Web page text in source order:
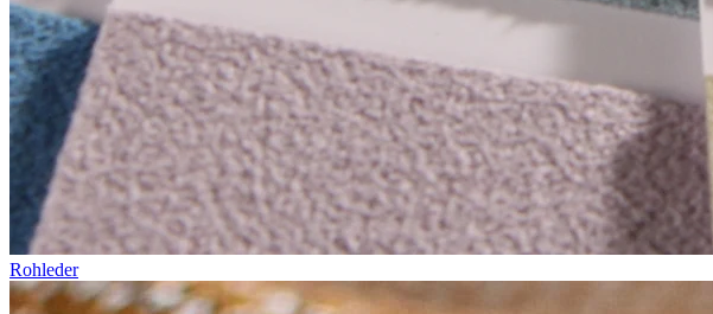
Rohleder